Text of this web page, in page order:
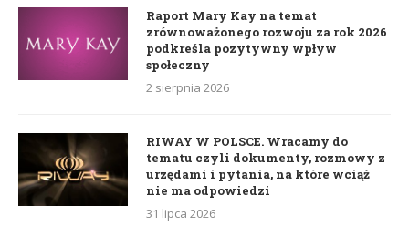
Raport Mary Kay na temat
zrównoważonego rozwoju za rok 2026
podkreśla pozytywny wpływ
społeczny
2 sierpnia 2026
RIWAY W POLSCE. Wracamy do
tematu czyli dokumenty, rozmowy z
urzędami i pytania, na które wciąż
nie ma odpowiedzi
31 lipca 2026